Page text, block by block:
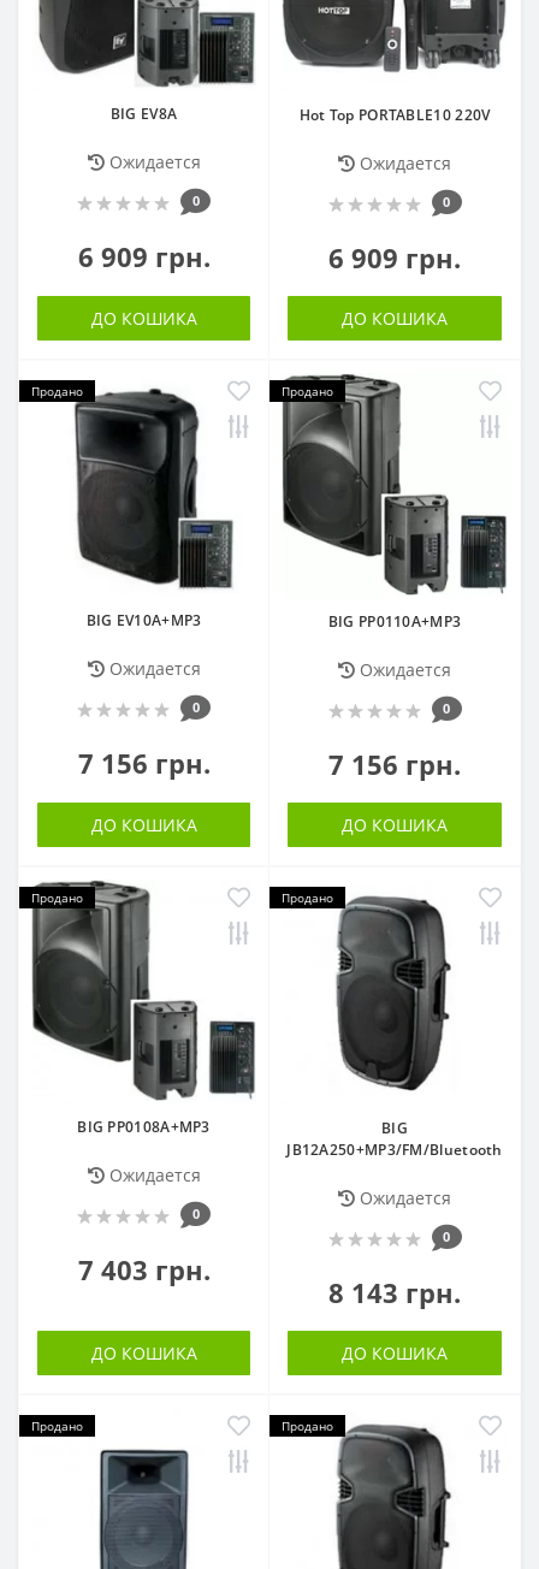
BIG EV8A
Ожидается
0
6 909 грн.
ДО КОШИКА
Hot Top PORTABLE10 220V
Ожидается
0
6 909 грн.
ДО КОШИКА
Продано
BIG EV10A+MP3
Ожидается
0
7 156 грн.
ДО КОШИКА
Продано
BIG PP0110A+MP3
Ожидается
0
7 156 грн.
ДО КОШИКА
Продано
BIG PP0108A+MP3
Ожидается
0
7 403 грн.
ДО КОШИКА
Продано
BIG
JB12A250+MP3/FM/Bluetooth
Ожидается
0
8 143 грн.
ДО КОШИКА
Продано Продано